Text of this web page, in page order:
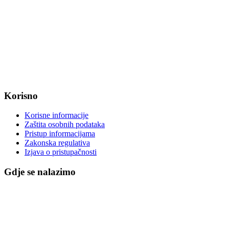
Korisno
Korisne informacije
Zaštita osobnih podataka
Pristup informacijama
Zakonska regulativa
Izjava o pristupačnosti
Gdje se nalazimo